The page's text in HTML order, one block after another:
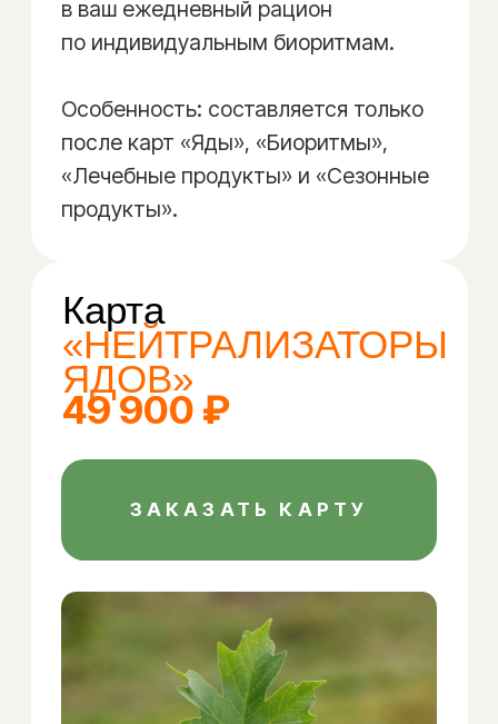
Персональное решение для
исцеления и достижения целей
специфических задач, будь
то улучшение физического здоровья,
преодоление сложных заболеваний
или достижение определённых
жизненных целей, карта «Личные
Цели» — ваш идеальный выбор. Эта
персонализированный план питания,
индивидуальных потребностях
и особенностях. Здесь начинается
магия: вы просто следуете плану
питания в указанные часы, и ваша
даже с учётом самых невероятных
пожеланий и сложных физических
или психических состояний.
Управляйте своей трансформацией